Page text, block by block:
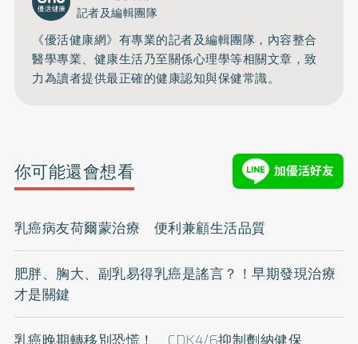
記者及編輯團隊
《優活健康網》有專業的記者及編輯團隊，內容整合
醫學專業、健康生活乃至關係心理學等相關文章，致
力為讀者提供最正確的健康認知與保健常識。
你可能還會想看
乳癌病友荷爾蒙治療 便利兼顧生活品質
肥胖、胸大、副乳易得乳癌是謠言？！早期發現治療
才是關鍵